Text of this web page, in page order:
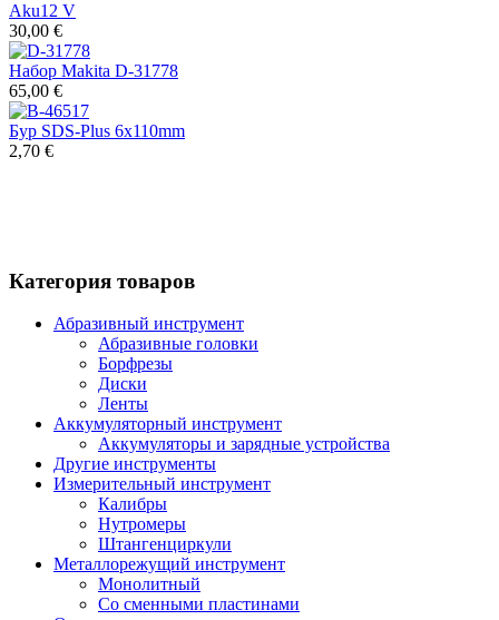
Aku12 V
30,00 €
Набор Makita D-31778
65,00 €
Бур SDS-Plus 6x110mm
2,70 €
Категория товаров
Абразивный инструмент
Абразивные головки
Борфрезы
Диски
Ленты
Аккумуляторный инструмент
Аккумуляторы и зарядные устройства
Другие инструменты
Измерительный инструмент
Калибры
Нутромеры
Штангенциркули
Металлорежущий инструмент
Монолитный
Со сменными пластинами